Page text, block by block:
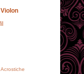
Acrostiche